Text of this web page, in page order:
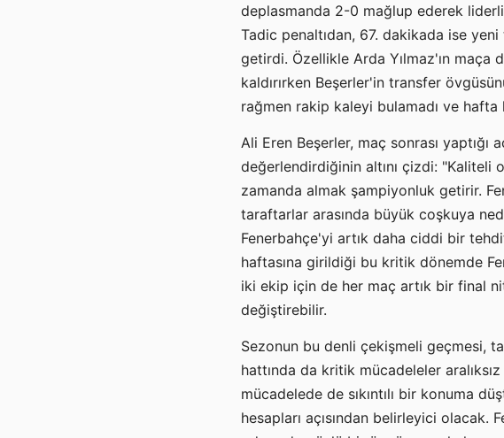
deplasmanda 2-0 mağlup ederek
Tadic penaltıdan, 67. dakikada ise
getirdi. Özellikle Arda Yılmaz'ın
kaldırırken Beşerler'in transfer
rağmen rakip kaleyi bulamadı ve hafta
Ali Eren Beşerler, maç sonrası
değerlendirdiğinin altını çizdi:
zamanda almak şampiyonluk getirir.
taraftarlar arasında büyük coşkuya
Fenerbahçe'yi artık daha ciddi bir
haftasına girildiği bu kritik dönemde
iki ekip için de her maç artık bir final
değiştirebilir.
Sezonun bu denli çekişmeli geçmesi,
hattında da kritik mücadeleler
mücadelede de sıkıntılı bir konuma
hesapları açısından belirleyici